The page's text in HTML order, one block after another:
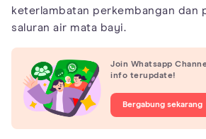
keterlambatan perkembangan dan
saluran air mata bayi.
Join Whatsapp
info terupdate!
Bergabung sekarang